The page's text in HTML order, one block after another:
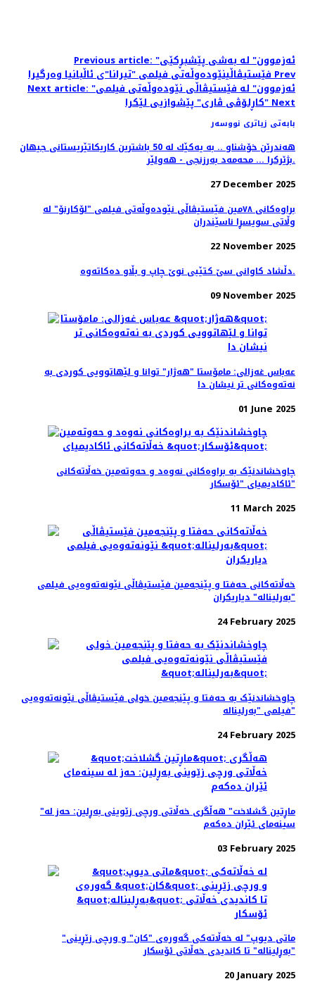
Previous article: "ئەزموون" لە به‌شی پێشبڕکێی
فێستیڤاڵینێوده‌وڵه‌تی فیلمی "تیرانا"ی ئاڵبانیا وه‌رگیراPrev
Next article: "ئەزموون" لە فێستیڤاڵی نێوده‌وڵه‌تی فیلمی
"کاڕلۆڤی ڤاری" پێشوازیی لێکراNext
بابەتی زیاتری نووسەر
هه‌ندرێن خۆشناو .. به‌ یه‌كێك له‌ 50 باشترین كاریكاتێریستانی جیهان
بژێركرا ... محه‌مه‌د به‌رزنجی - هه‌ولێر.
27 December 2025
براوه‌کانی ٧٨مین فێستیڤاڵی نێوده‌وڵه‌تی فیلمی "لۆکارنۆ" له
وڵاتی سویسڕا ناسێندران
22 November 2025
دڵشاد کاوانى سێ کتێبى نوێ چاپ و بڵاو دەکاتەوە.
09 November 2025
عەباس غەزالی: مامۆستا "هەژار" توانا و لێهاتوویی کوردی به
نەتەوەکانی تر نیشان دا
01 June 2025
چاوخشاندنێک به براوه‌کانی نه‌وه‌د و حه‌و‌ته‌مین خه‌ڵاته‌کانی
ئاکادیمیای "ئۆسکار"
11 March 2025
خه‌ڵاته‌کانی حه‌فتا و پێنجه‌مین فێستیڤاڵی نێونه‌ته‌وه‌یی فیلمی
"بەرلیناله" دیاریکران
24 February 2025
چاوخشاندنێک به حه‌فتا و پێنجه‌مین خولی فێستیڤاڵی نێونه‌ته‌وه‌یی
فیلمی "بەرلیناله"
24 February 2025
"ماڕتین گشلاخت" هە‌ڵگری خه‌ڵاتی ورچی زێوینی بەڕلین: حه‌ز له
سینه‌مای ئێران ده‌که‌م
03 February 2025
"ماتی دیوپ" لە خه‌ڵاته‌کی گه‌وره‌ی "کان" و ورچی زێڕینی
"بەڕلیناله" تا کاندیدی خه‌ڵاتی ئۆسکار
20 January 2025